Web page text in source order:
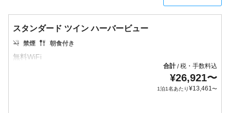
スタンダード ツイン ハーバービュー
禁煙 朝食付き
合計/税・手数料込
¥26,921〜
1泊1名あたり¥13,461〜